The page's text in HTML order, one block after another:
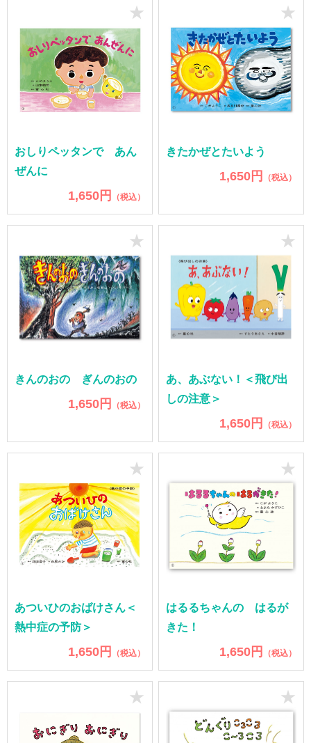
おしりペッタンで あん
ぜんに
1,650円 （税込）
★
きたかぜとたいよう
1,650円 （税込）
★
きんのおの ぎんのおの
1,650円 （税込）
★
あ、あぶない！＜飛び出
しの注意＞
1,650円 （税込）
★
あついひのおばけさん＜
熱中症の予防＞
1,650円 （税込）
★
はるるちゃんの はるが
きた！
1,650円 （税込）
★
★ ★